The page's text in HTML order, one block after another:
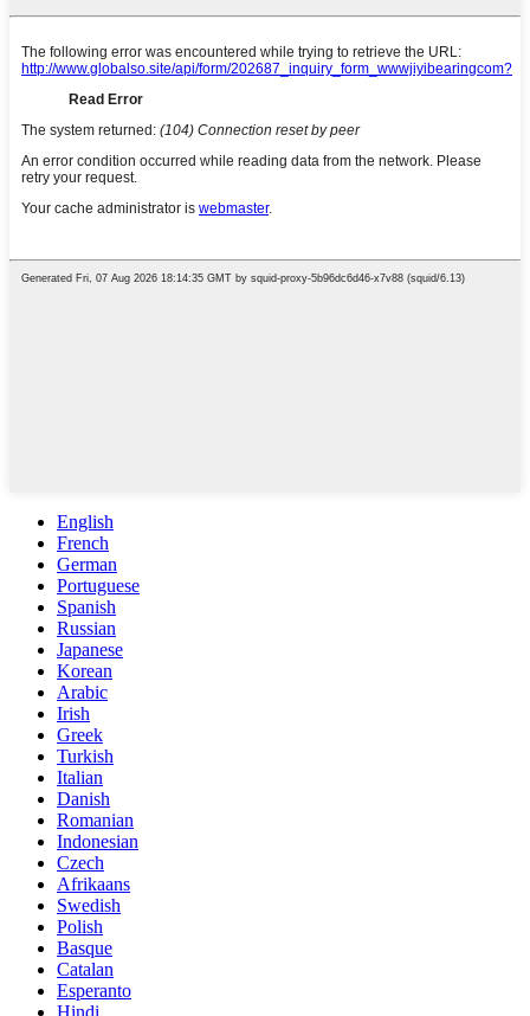
English
French
German
Portuguese
Spanish
Russian
Japanese
Korean
Arabic
Irish
Greek
Turkish
Italian
Danish
Romanian
Indonesian
Czech
Afrikaans
Swedish
Polish
Basque
Catalan
Esperanto
Hindi